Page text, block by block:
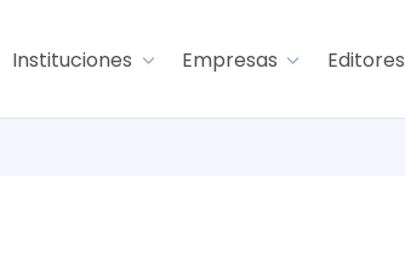
Instituciones Empresas Editores